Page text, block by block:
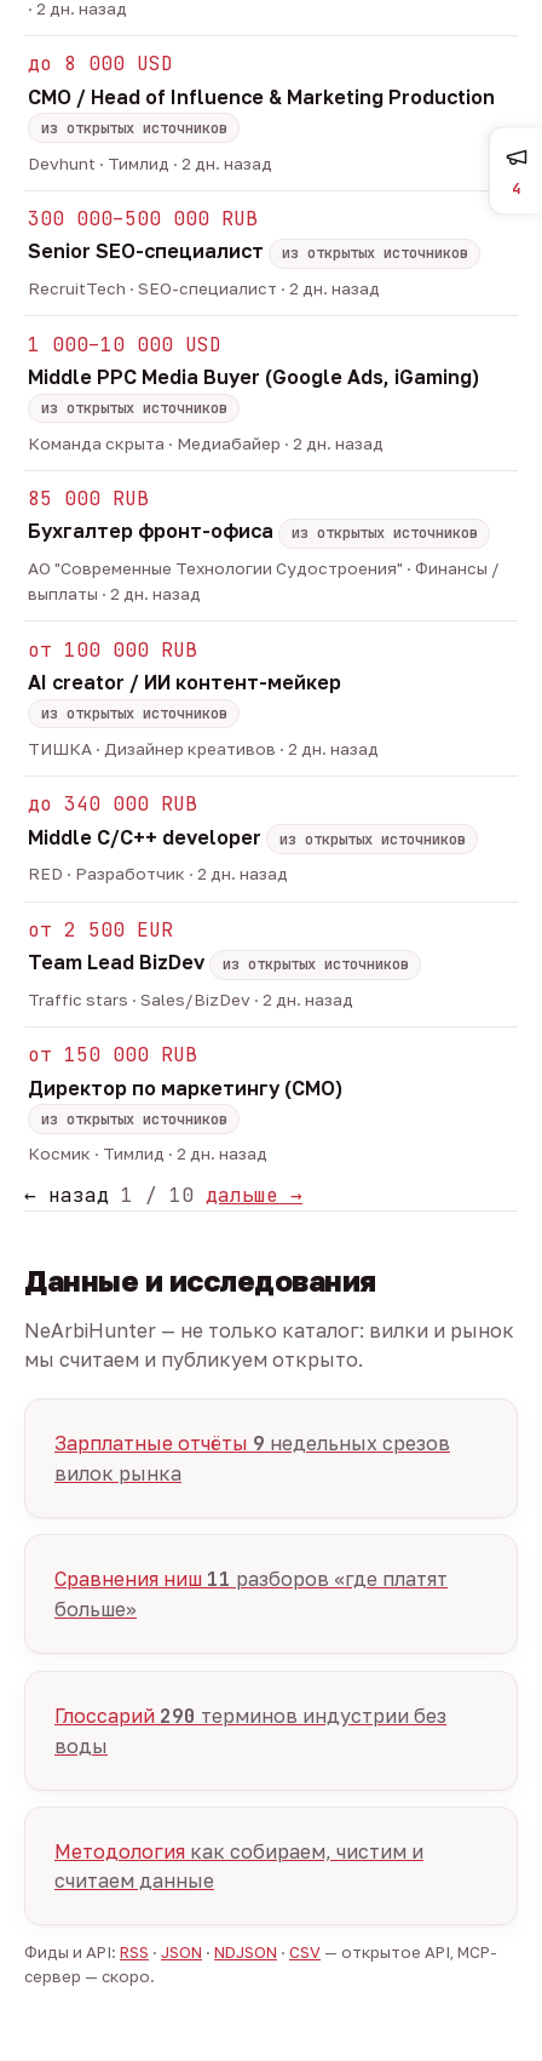
· 2 дн. назад
до 8 000 USD
CMO / Head of Influence & Marketing Production
из открытых источников
Devhunt · Тимлид · 2 дн. назад
300 000–500 000 RUB
Senior SEO-специалист
из открытых источников
RecruitTech · SEO-специалист · 2 дн. назад
1 000–10 000 USD
Middle PPC Media Buyer (Google Ads, iGaming)
из открытых источников
Команда скрыта · Медиабайер · 2 дн. назад
85 000 RUB
Бухгалтер фронт-офиса
из открытых источников
АО "Современные Технологии Судостроения" · Финансы /
выплаты · 2 дн. назад
от 100 000 RUB
AI creator / ИИ контент-мейкер
из открытых источников
ТИШКА · Дизайнер креативов · 2 дн. назад
до 340 000 RUB
Middle C/C++ developer
из открытых источников
RED · Разработчик · 2 дн. назад
от 2 500 EUR
Team Lead BizDev
из открытых источников
Traffic stars · Sales/BizDev · 2 дн. назад
от 150 000 RUB
Директор по маркетингу (CMO)
из открытых источников
Космик · Тимлид · 2 дн. назад
← назад 1 / 10 дальше →
Данные и исследования
NeArbiHunter — не только каталог: вилки и рынок
мы считаем и публикуем открыто.
Зарплатные отчёты 9 недельных срезов
вилок рынка
Сравнения ниш 11 разборов «где платят
больше»
Глоссарий 290 терминов индустрии без
воды
Методология как собираем, чистим и
считаем данные
Фиды и API: RSS · JSON · NDJSON · CSV — открытое API, MCP-
сервер — скоро.
4